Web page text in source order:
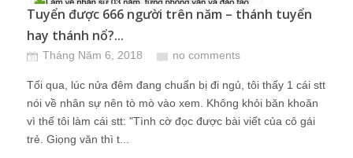
Tuyển được 666 người trên năm – thánh tuyển
hay thánh nổ?...
Tháng Năm 6, 2018 no comments
Tối qua, lúc nửa đêm đang chuẩn bị đi ngủ, tôi thấy 1 cái stt
nói về nhân sự nên tò mò vào xem. Không khỏi băn khoăn
vì thế tôi làm cái stt: "Tình cờ đọc được bài viết của cô gái
trẻ. Giọng văn thì t...